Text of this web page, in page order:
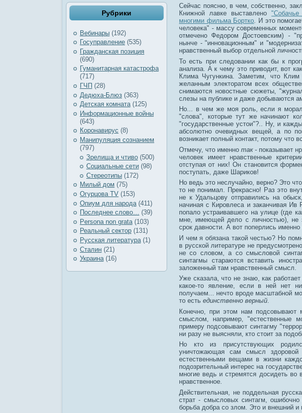
Рубрики
Вебинары (192)
Госуправление (535)
Гражданская позиция
(690)
Гуманитарная катастрофа
(717)
ГЧП (28)
Дедюха-Блюз (363)
Детская комната(125)
Информационные войны
(643)
Коронавирус (8)
Манипуляция сознанием
(797)
Зрелища и чтиво (500)
Социальные сети (98)
Стереотипы (172)
Милый дом (75)
Огурцова TV (153)
Опиум для народа (411)
Последнее слово… (39)
Рersona non grata (103)
Реальный сектор (131)
Русская литература (1)
Сталин (21)
Украина(16)
Сейчас поясню, в чем, собственно,
Книжной лавке выставлено
многими фильма Бортко. И это
человека" - массу современных
отмечено Федором Достоевским) -
нынче - "инновационным" и
нравственный выбор отдельной
То есть при следовании как бы к
анализа. А к чему это приводит, вот
Клима Чугункина. Заметим, что
желанным электоратом всех
снимаются новостные сюжеты,
слезы на публике и даже добываются
Но... в чем же моя роль, если я
"слова", которые тут же начинают
"государственные устои"?.. Ну, и
абсолютно очевидных вещей, а по
возникает полный контакт, потому что
Отмечу, что именно так- показывает
человек имеет нравственные
отступая от них! Он становится
поступать, даже Шариков!
Но ведь это неслучайно, верно? Это
то не понимал. Прекрасно! Раз это
не к Удальцову отправились на
начиная с Кировлеса и заканчивая
попало устраивавшего на улице (где
мне, имеющей дело с личностью), не
срок давности. А вот поперлись именно
И чем я обязана такой честью? Но
в русской литературе не
не со словом, а со смысловой
синтагмы стараются вставить
заложенный там нравственный смысл.
Уже сказала, что не знаю, как
какое-то явление, если в ней нет
получаем... нечто вроде масштабной
то есть единственно верный.
Конечно, при этом нам подсовывают
смыслом, например, "естественные
примеру подсовывают синтагму
ни разу не выясняли, кто стоит за
Но кто из присутствующих
уничтожающая сам смысл здоровой
естественными вещами в жизни
подозрительный интерес на
многие ведь и стремятся досидеть
нравственное.
Действительная, не поддельная
страт - смысловых синтагм,
борьба добра со злом. Это и внешний и